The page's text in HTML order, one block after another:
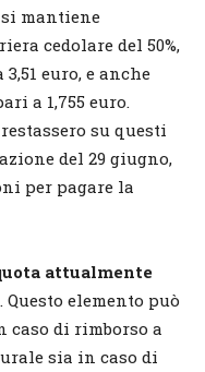
mantiene
cedolare del 50%,
euro, e anche
a 1,755 euro.
su questi
del 29 giugno,
per pagare la
attualmente
elemento può
caso di rimborso a
sia in caso di